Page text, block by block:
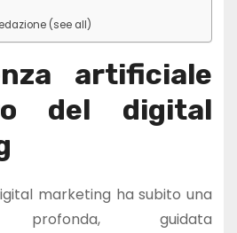
(see all)
artificiale
del digital
marketing ha subito una
profonda, guidata